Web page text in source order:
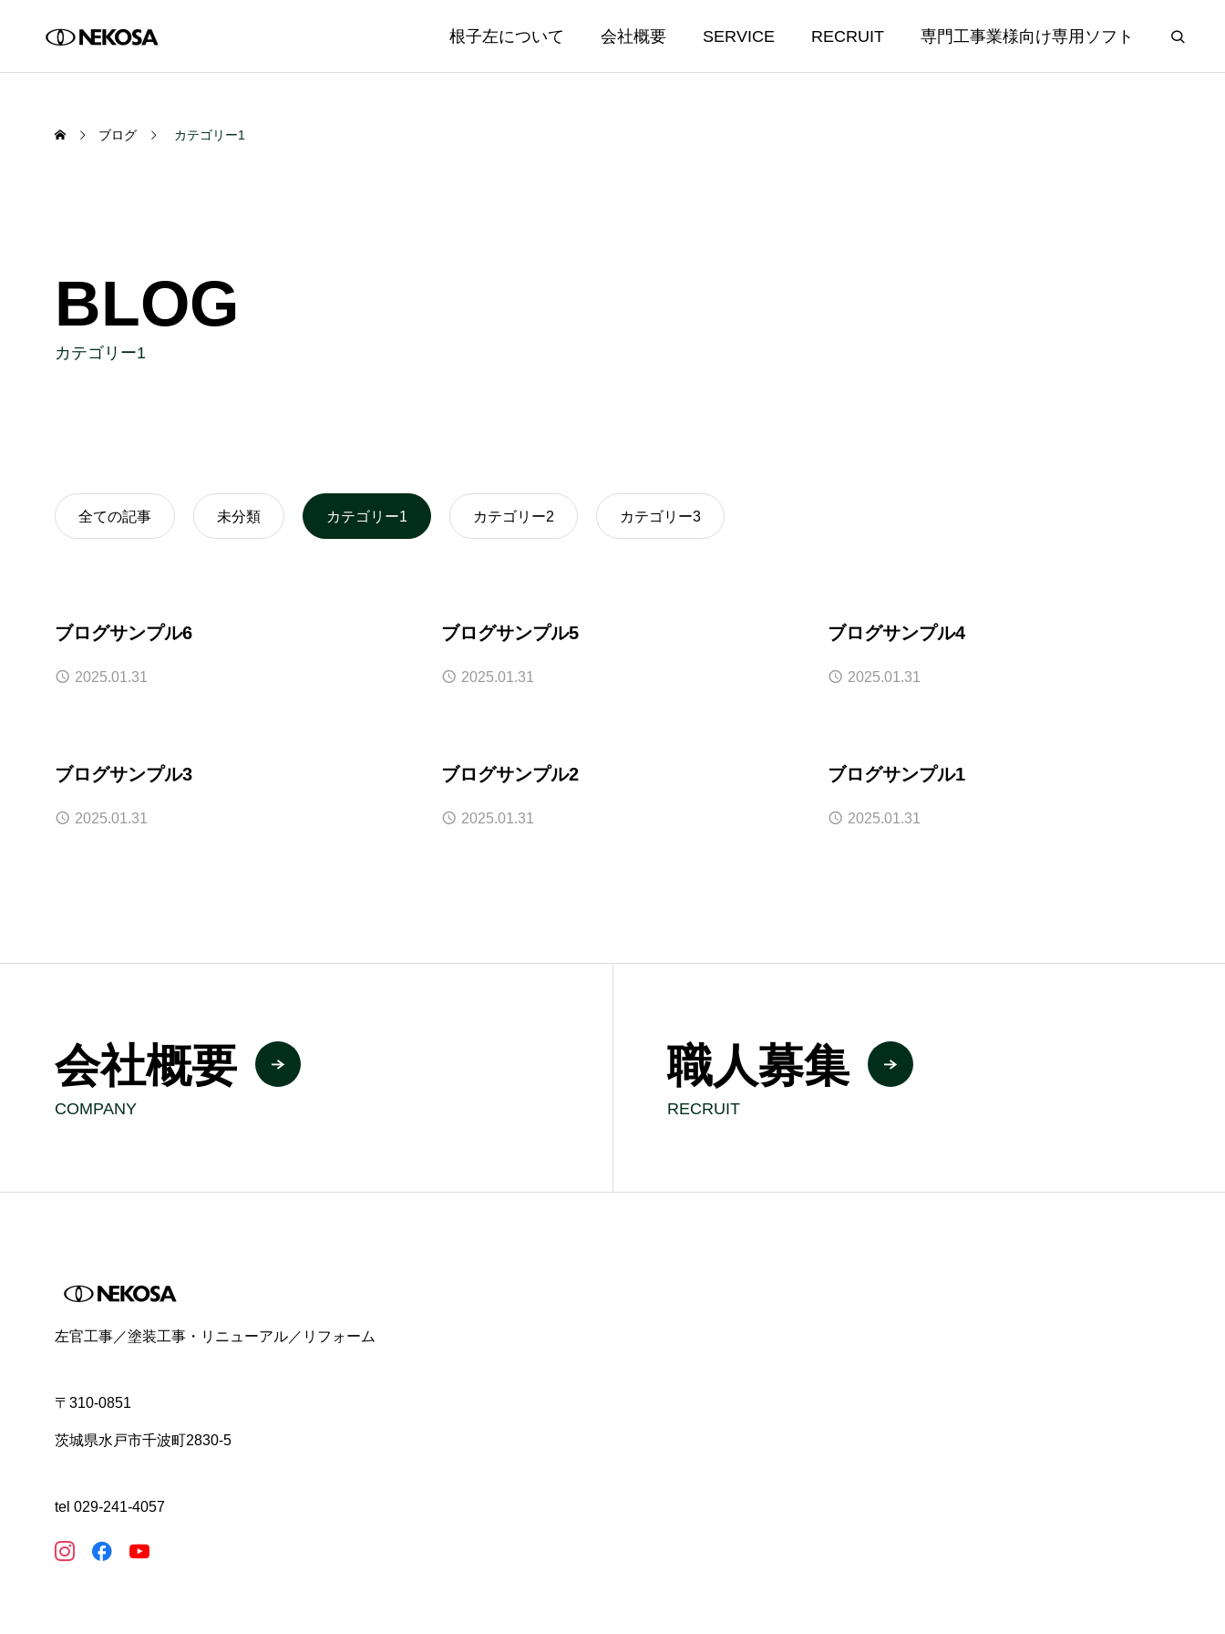
根子左について 会社概要 SERVICE RECRUIT 専門工事業様向け専用ソフト
ブログ カテゴリー1
BLOG
カテゴリー1
全ての記事 未分類 カテゴリー1 カテゴリー2 カテゴリー3
ブログサンプル6
2025.01.31
ブログサンプル5
2025.01.31
ブログサンプル4
2025.01.31
ブログサンプル3
2025.01.31
ブログサンプル2
2025.01.31
ブログサンプル1
2025.01.31
会社概要
COMPANY
職人募集
RECRUIT
左官工事／塗装工事・リニューアル／リフォーム
〒310-0851
茨城県水戸市千波町2830-5
tel 029-241-4057